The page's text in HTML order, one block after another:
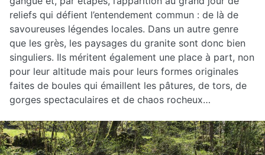
reliefs qui défient l’entendement commun : de là de
savoureuses légendes locales. Dans un autre genre
que les grès, les paysages du granite sont donc bien
singuliers. Ils méritent également une place à part, non
pour leur altitude mais pour leurs formes originales
faites de boules qui émaillent les pâtures, de tors, de
gorges spectaculaires et de chaos rocheux…